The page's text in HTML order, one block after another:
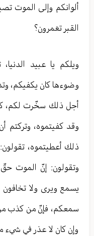
ألوانكم وإلى الموت
القبر تغمرون؟
ويلكم يا عبيد
وضوءها كان يكفيكم،
أجل ذلك سخّرت لكم،
وقد كفيتموه، وتركتم
ذلك أعطيتموه،
وتقولون: إنّ الموت حقّ
يسمع ويرى ولا
سمعكم، فإنّ من كذب
وإن كان لا عذر في شيء